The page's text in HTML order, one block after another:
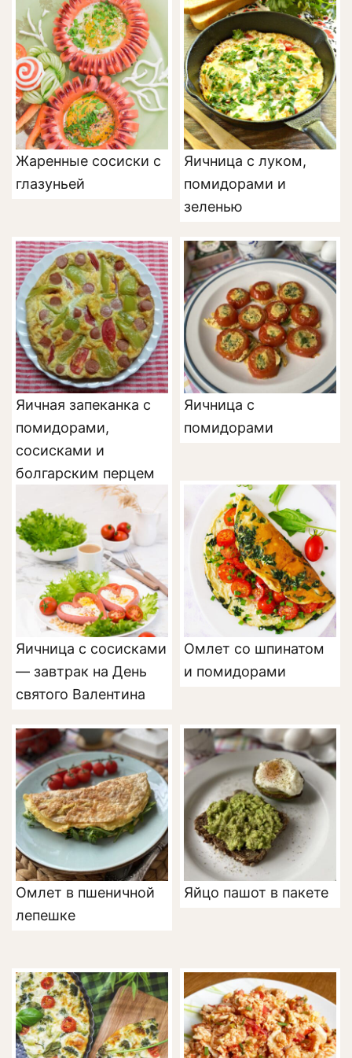
Жаренные сосиски с
глазуньей
Яичница с луком,
помидорами и
зеленью
Яичная запеканка с
помидорами,
сосисками и
болгарским перцем
Яичница с
помидорами
Яичница с сосисками
— завтрак на День
святого Валентина
Омлет со шпинатом
и помидорами
Омлет в пшеничной
лепешке
Яйцо пашот в пакете